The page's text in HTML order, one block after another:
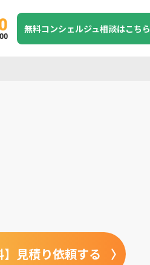
無料コンシェルジュ相談はこちら
】見積り依頼する